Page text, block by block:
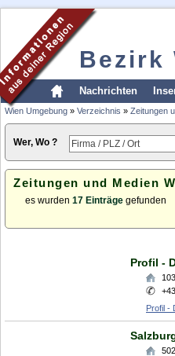
Bezirk
Nachrichten
Wien Umgebung » Verzeichnis » Zeitungen
Wer, Wo ?
Zeitungen und Medien
es wurden 17 Einträge gefunden
Profil -
Profil -